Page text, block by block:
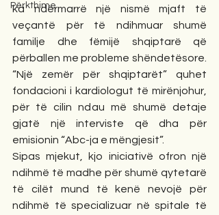
Përkthime
ka ndërmarrë një nismë mjaft të
veçantë për të ndihmuar shumë
familje dhe fëmijë shqiptarë që
përballen me probleme shëndetësore.
“Një zemër për shqiptarët” quhet
fondacioni i kardiologut të mirënjohur,
për të cilin ndau më shumë detaje
gjatë një interviste që dha për
emisionin “Abc-ja e mëngjesit”.
Sipas mjekut, kjo iniciativë ofron një
ndihmë të madhe për shumë qytetarë
të cilët mund të kenë nevojë për
ndihmë të specializuar në spitale të